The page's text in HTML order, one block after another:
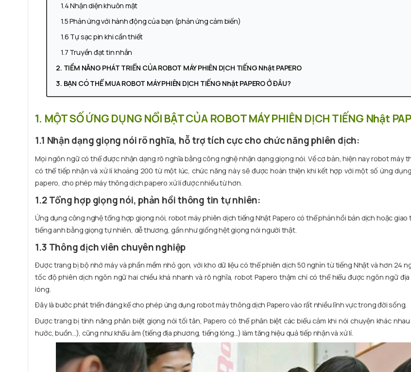
1.4 Nhận diện khuôn mặt
1.5 Phản ứng với hành động của bạn (phản ứng cảm biến)
1.6 Tự sạc pin khi cần thiết
1.7 Truyền đạt tin nhắn
2. TIỀM NĂNG PHÁT TRIỂN CỦA ROBOT MÁY PHIÊN DỊCH TIẾNG Nhật PAPERO
3. BẠN CÓ THỂ MUA ROBOT MÁY PHIÊN DỊCH TIẾNG Nhật PAPERO Ở ĐÂU?
1. MỘT SỐ ỨNG DỤNG NỔI BẬT CỦA ROBOT MÁY PHIÊN DỊCH TIẾNG Nhật
1.1 Nhận dạng giọng nói rõ nghĩa, hỗ trợ tích cực cho chức năng phiên dịch:
Mọi ngôn ngữ có thể được nhận dạng rõ nghĩa bằng công nghệ nhận dạng giọng nói. Về cơ bản, hiện nay robot máy
có thể tiếp nhận và xử lí khoảng 200 từ một lúc, chức năng này sẽ được hoàn thiện khi kết hợp với một số ứng
papero, cho phép máy thông dịch papero xử lí được nhiều từ hơn.
1.2 Tổng hợp giọng nói, phản hồi thông tin tự nhiên:
Ứng dụng công nghệ tổng hợp giọng nói, robot máy phiên dịch tiếng Nhật Papero có thể phản hồi bản dịch hoặc giao
tiếng anh bằng giọng tự nhiên, dễ thương, gần như giống hệt giọng nói người thật.
1.3 Thông dịch viên chuyên nghiệp
Được trang bị bộ nhớ máy và phần mềm nhỏ gọn, với kho dữ liệu có thể phiên dịch 50 nghìn từ tiếng Nhật và hơn 24
tốc độ phiên dịch ngôn ngữ hai chiều khá nhanh và rõ nghĩa, robot Papero thậm chí có thể hiểu được ngôn ngữ
lóng.
Đây là bước phát triển đáng kể cho phép ứng dụng robot máy thông dịch Papero vào rất nhiều lĩnh vực trong đời sống.
Được trang bị tính năng phân biệt giọng nói tối tân, Papero có thể phân biệt các biểu cảm khi nói chuyện khác
hước, buồn...), cũng như khẩu âm (tiếng địa phương, tiếng lóng...) làm tăng hiệu quả tiếp nhận và xử lí.